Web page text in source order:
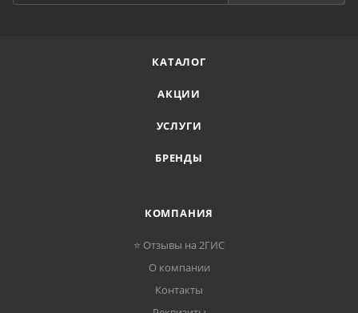
КАТАЛОГ
АКЦИИ
УСЛУГИ
БРЕНДЫ
КОМПАНИЯ
⭐ Отзывы на 2ГИС
О компании
Контакты